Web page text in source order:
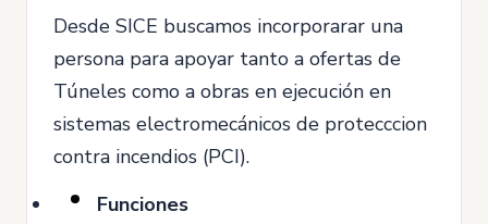
Desde SICE buscamos incorporarar una
persona para apoyar tanto a ofertas de
Túneles como a obras en ejecución en
sistemas electromecánicos de protecccion
contra incendios (PCI).
Funciones